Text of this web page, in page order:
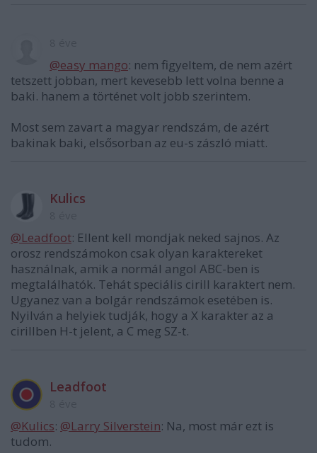
@easy mango: nem figyeltem, de nem azért
tetszett jobban, mert kevesebb lett volna benne a
baki. hanem a történet volt jobb szerintem.
Most sem zavart a magyar rendszám, de azért
bakinak baki, elsősorban az eu-s zászló miatt.
Kulics
@Leadfoot: Ellent kell mondjak neked sajnos. Az
orosz rendszámokon csak olyan karaktereket
használnak, amik a normál angol ABC-ben is
megtalálhatók. Tehát speciális cirill karaktert nem.
Ugyanez van a bolgár rendszámok esetében is.
Nyilván a helyiek tudják, hogy a X karakter az a
cirillben H-t jelent, a C meg SZ-t.
Leadfoot
@Kulics: @Larry Silverstein: Na, most már ezt is
tudom.